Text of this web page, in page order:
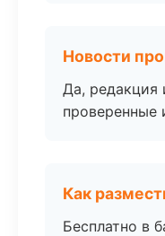
Новости
Да, редакция
проверенные
Как
Бесплатно в